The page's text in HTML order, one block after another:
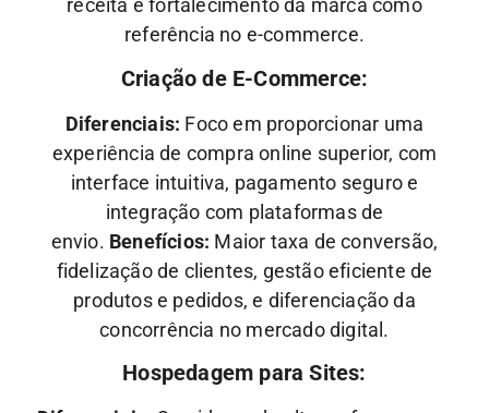
receita e fortalecimento da marca como
referência no e-commerce.
Criação de E-Commerce:
Diferenciais: Foco em proporcionar uma
experiência de compra online superior, com
interface intuitiva, pagamento seguro e
integração com plataformas de
envio. Benefícios: Maior taxa de conversão,
fidelização de clientes, gestão eficiente de
produtos e pedidos, e diferenciação da
concorrência no mercado digital.
Hospedagem para Sites: